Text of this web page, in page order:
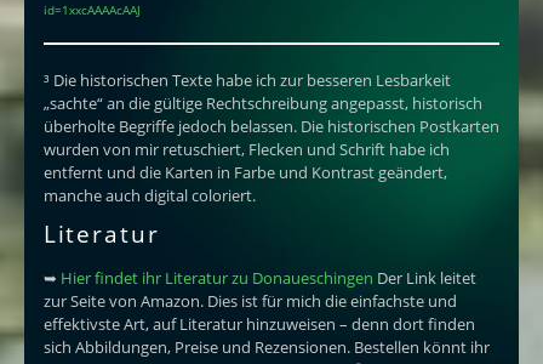
id=1xxcAAAAcAAJ
³ Die historischen Texte habe ich zur besseren Lesbarkeit
„sachte“ an die gültige Rechtschreibung angepasst, historisch
überholte Begriffe jedoch belassen. Die historischen Postkarten
wurden von mir retuschiert, Flecken und Schrift habe ich
entfernt und die Karten in Farbe und Kontrast geändert,
manche auch digital coloriert.
Literatur
➥ Hier findet ihr Literatur zu Donaueschingen Der Link leitet
zur Seite von Amazon. Dies ist für mich die einfachste und
effektivste Art, auf Literatur hinzuweisen – denn dort finden
sich Abbildungen, Preise und Rezensionen. Bestellen könnt ihr